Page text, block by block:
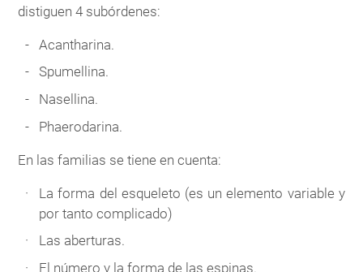
distiguen 4 subórdenes:
Acantharina.
Spumellina.
Nasellina.
Phaerodarina.
En las familias se tiene en cuenta:
La forma del esqueleto (es un elemento variable y
por tanto complicado)
Las aberturas.
El número y la forma de las espinas.